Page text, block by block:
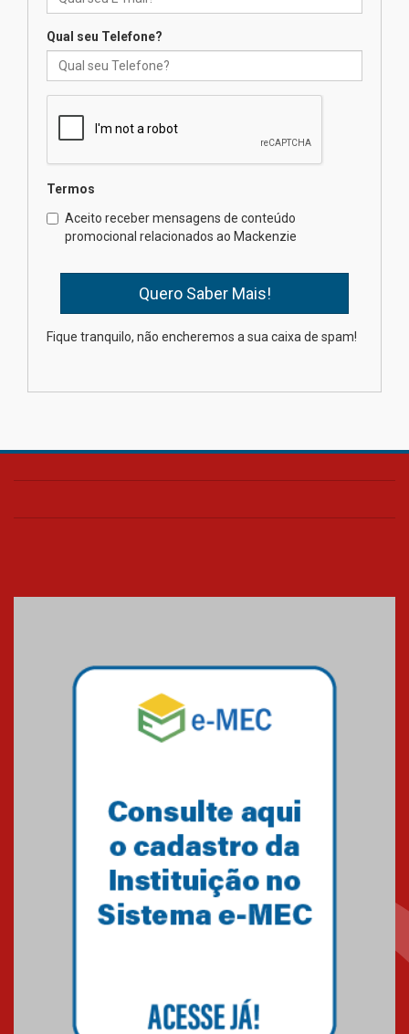
Professora do Mackenzie é
finalista do Prêmio Jabuti com
04.08.2026
internacionais
03.08.2026
Oncologista do HUEM ressalta
importância da prevenção e
diagnóstico precoce do câncer
de pulmão
Qual seu Telefone?
Termos
Aceito receber mensagens de conteúdo
promocional relacionados ao Mackenzie
Fique tranquilo, não encheremos a sua caixa de spam!